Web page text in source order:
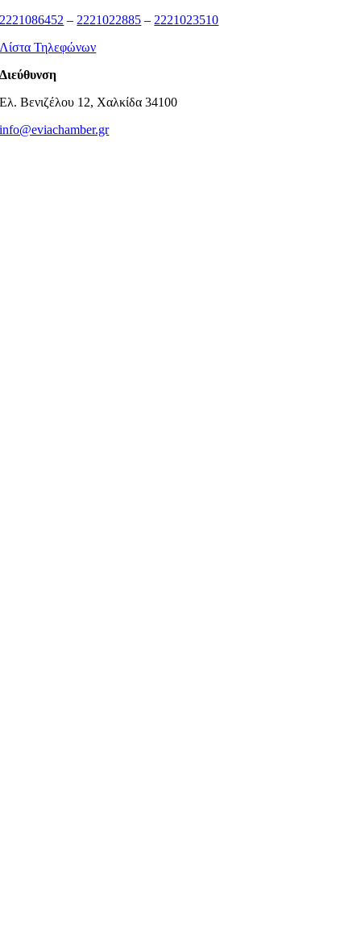
2221086452 – 2221022885 – 2221023510
Λίστα Τηλεφώνων
Διεύθυνση
Ελ. Βενιζέλου 12, Χαλκίδα 34100
info@eviachamber.gr